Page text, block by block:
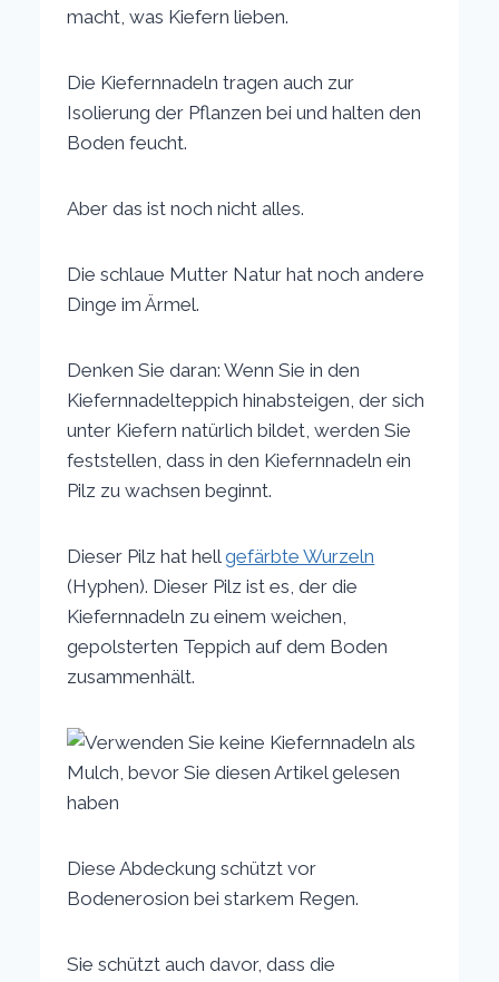
macht, was Kiefern lieben.
Die Kiefernnadeln tragen auch zur
Isolierung der Pflanzen bei und halten den
Boden feucht.
Aber das ist noch nicht alles.
Die schlaue Mutter Natur hat noch andere
Dinge im Ärmel.
Denken Sie daran: Wenn Sie in den
Kiefernnadelteppich hinabsteigen, der sich
unter Kiefern natürlich bildet, werden Sie
feststellen, dass in den Kiefernnadeln ein
Pilz zu wachsen beginnt.
Dieser Pilz hat hellgefärbte Wurzeln
(Hyphen). Dieser Pilz ist es, der die
Kiefernnadeln zu einem weichen,
gepolsterten Teppich auf dem Boden
zusammenhält.
Diese Abdeckung schützt vor
Bodenerosion bei starkem Regen.
Sie schützt auch davor, dass die